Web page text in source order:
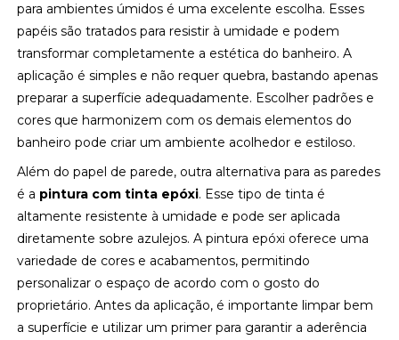
para ambientes úmidos é uma excelente escolha. Esses
papéis são tratados para resistir à umidade e podem
transformar completamente a estética do banheiro. A
aplicação é simples e não requer quebra, bastando apenas
preparar a superfície adequadamente. Escolher padrões e
cores que harmonizem com os demais elementos do
banheiro pode criar um ambiente acolhedor e estiloso.
Além do papel de parede, outra alternativa para as paredes
é a pintura com tinta epóxi. Esse tipo de tinta é
altamente resistente à umidade e pode ser aplicada
diretamente sobre azulejos. A pintura epóxi oferece uma
variedade de cores e acabamentos, permitindo
personalizar o espaço de acordo com o gosto do
proprietário. Antes da aplicação, é importante limpar bem
a superfície e utilizar um primer para garantir a aderência